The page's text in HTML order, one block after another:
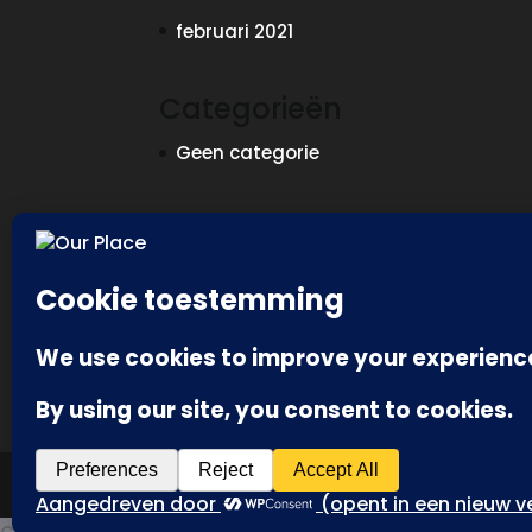
februari 2021
Geen categorie
Vermeldingen feed
Reacties feed
Designed byElegant Themes